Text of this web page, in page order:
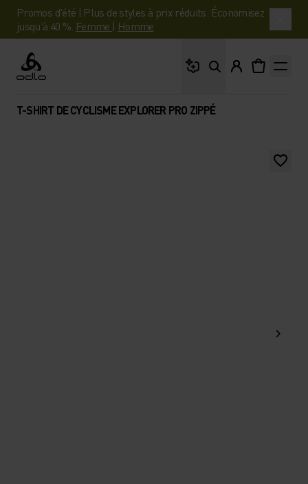
Promos d'été | Plus de styles à prix réduits. Économisez
jusqu'à 40 %. Femme | Homme
Odlo
T-SHIRT DE CYCLISME EXPLORER PRO ZIPPÉ